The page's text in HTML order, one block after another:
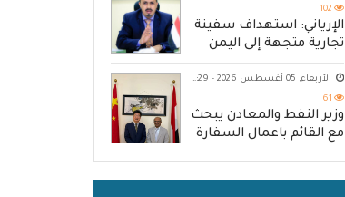
102
الإرياني: استهداف سفينة
تجارية متجهة إلى اليمن
يكشف حصار الحوثي للشعب
الأربعاء, 05 أغسطس 2026 - 11:29 م
61
وزير النفط والمعادن يبحث
مع القائم باعمال السفارة